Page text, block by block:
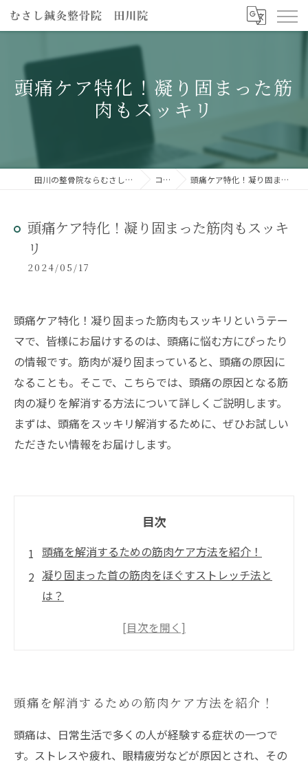
頭痛ケア特化！凝り固まった筋
肉もスッキリ
田川の整骨院ならむさし鍼灸整骨院 田川院 コラム 頭痛ケア特化！凝り固まった筋肉もスッキリ
頭痛ケア特化！凝り固まった筋肉もスッキ
リ
2024/05/17
頭痛ケア特化！凝り固まった筋肉もスッキリというテー
マで、皆様にお届けするのは、頭痛に悩む方にぴったり
の情報です。筋肉が凝り固まっていると、頭痛の原因に
なることも。そこで、こちらでは、頭痛の原因となる筋
肉の凝りを解消する方法について詳しくご説明します。
まずは、頭痛をスッキリ解消するために、ぜひお試しい
ただきたい情報をお届けします。
目次
頭痛を解消するための筋肉ケア方法を紹介！
凝り固まった首の筋肉をほぐすストレッチ法と
は？
手軽に行える頭痛ケア方法をご紹介します
がるマッサージ法
頭痛を解消するための筋肉ケア方法を紹介！
頭痛は、日常生活で多くの人が経験する症状の一つで
す。ストレスや疲れ、眼精疲労などが原因とされ、その